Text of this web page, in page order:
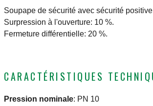
Soupape de sécurité avec sécurité
Surpression à l'ouverture: 10 %.
Fermeture différentielle: 20 %.
CARACTÉRISTIQUES
Pression nominale: PN 10